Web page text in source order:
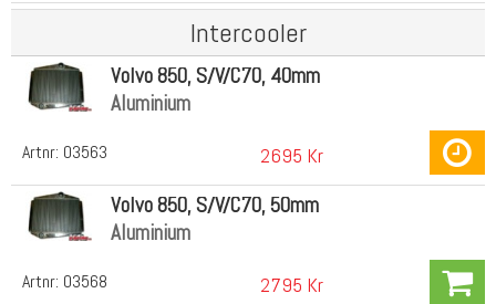
Intercooler
Artnr: 03563
Volvo 850, S/V/C70, 40mm
Aluminium
2695 Kr
Artnr: 03568
Volvo 850, S/V/C70, 50mm
Aluminium
2795 Kr